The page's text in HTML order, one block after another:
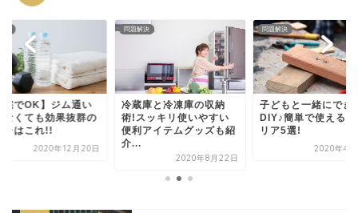
宅でOK】ジム通い
なくても効果抜群の
レはこれ!!
2020年12月20日
問題解決
冷蔵庫と冷凍庫の収納
術!スッキリ使いやすい
便利アイテムグッズも紹
介...
2020年8月22日
問題解決
子どもと一緒にでき
DIY♪簡単で使えるイ
リア5選!
2020年4